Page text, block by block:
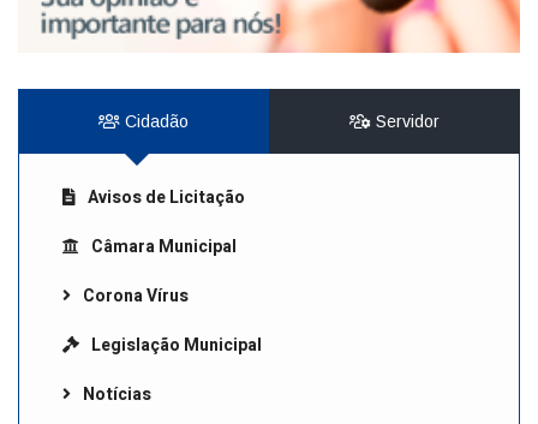
Cidadão Servidor
Avisos de Licitação
Câmara Municipal
Corona Vírus
Legislação Municipal
Notícias